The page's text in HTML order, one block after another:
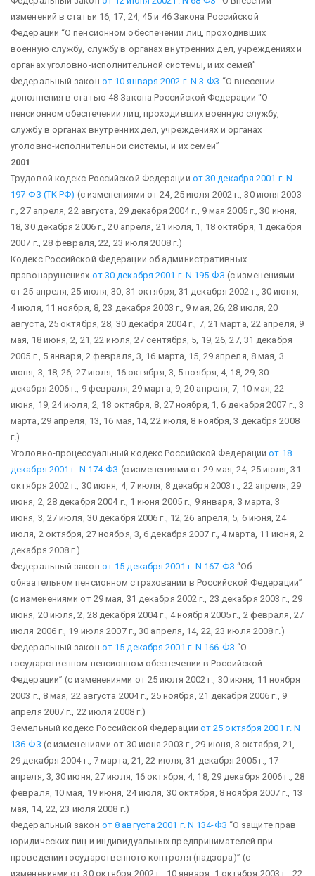
изменений в статьи 16, 17, 24, 45 и 46 Закона Российской
Федерации “О пенсионном обеспечении лиц, проходивших
военную службу, службу в органах внутренних дел, учреждениях и
органах уголовно-исполнительной системы, и их семей”
Федеральный закон от 10 января 2002 г. N 3-ФЗ “О внесении
дополнения в статью 48 Закона Российской Федерации “О
пенсионном обеспечении лиц, проходивших военную службу,
службу в органах внутренних дел, учреждениях и органах
уголовно-исполнительной системы, и их семей”
2001
Трудовой кодекс Российской Федерации от 30 декабря 2001 г. N
197-ФЗ (ТК РФ) (с изменениями от 24, 25 июля 2002 г., 30 июня 2003
г., 27 апреля, 22 августа, 29 декабря 2004 г., 9 мая 2005 г., 30 июня,
18, 30 декабря 2006 г., 20 апреля, 21 июля, 1, 18 октября, 1 декабря
2007 г., 28 февраля, 22, 23 июля 2008 г.)
Кодекс Российской Федерации об административных
правонарушениях от 30 декабря 2001 г. N 195-ФЗ (с изменениями
от 25 апреля, 25 июля, 30, 31 октября, 31 декабря 2002 г., 30 июня,
4 июля, 11 ноября, 8, 23 декабря 2003 г., 9 мая, 26, 28 июля, 20
августа, 25 октября, 28, 30 декабря 2004 г., 7, 21 марта, 22 апреля, 9
мая, 18 июня, 2, 21, 22 июля, 27 сентября, 5, 19, 26, 27, 31 декабря
2005 г., 5 января, 2 февраля, 3, 16 марта, 15, 29 апреля, 8 мая, 3
июня, 3, 18, 26, 27 июля, 16 октября, 3, 5 ноября, 4, 18, 29, 30
декабря 2006 г., 9 февраля, 29 марта, 9, 20 апреля, 7, 10 мая, 22
июня, 19, 24 июля, 2, 18 октября, 8, 27 ноября, 1, 6 декабря 2007 г., 3
марта, 29 апреля, 13, 16 мая, 14, 22 июля, 8 ноября, 3 декабря 2008
г.)
Уголовно-процессуальный кодекс Российской Федерацииот 18
декабря 2001 г. N 174-ФЗ (с изменениями от 29 мая, 24, 25 июля, 31
октября 2002 г., 30 июня, 4, 7 июля, 8 декабря 2003 г., 22 апреля, 29
июня, 2, 28 декабря 2004 г., 1 июня 2005 г., 9 января, 3 марта, 3
июня, 3, 27 июля, 30 декабря 2006 г., 12, 26 апреля, 5, 6 июня, 24
июля, 2 октября, 27 ноября, 3, 6 декабря 2007 г., 4 марта, 11 июня, 2
декабря 2008 г.)
Федеральный закон от 15 декабря 2001 г. N 167-ФЗ “Об
обязательном пенсионном страховании в Российской Федерации”
(с изменениями от 29 мая, 31 декабря 2002 г., 23 декабря 2003 г., 29
июня, 20 июля, 2, 28 декабря 2004 г., 4 ноября 2005 г., 2 февраля, 27
июля 2006 г., 19 июля 2007 г., 30 апреля, 14, 22, 23 июля 2008 г.)
Федеральный закон от 15 декабря 2001 г. N 166-ФЗ “О
государственном пенсионном обеспечении в Российской
Федерации” (с изменениями от 25 июля 2002 г., 30 июня, 11 ноября
2003 г., 8 мая, 22 августа 2004 г., 25 ноября, 21 декабря 2006 г., 9
апреля 2007 г., 22 июля 2008 г.)
Земельный кодекс Российской Федерации от 25 октября 2001 г. N
136-ФЗ (с изменениями от 30 июня 2003 г., 29 июня, 3 октября, 21,
29 декабря 2004 г., 7 марта, 21, 22 июля, 31 декабря 2005 г., 17
апреля, 3, 30 июня, 27 июля, 16 октября, 4, 18, 29 декабря 2006 г., 28
февраля, 10 мая, 19 июня, 24 июля, 30 октября, 8 ноября 2007 г., 13
мая, 14, 22, 23 июля 2008 г.)
Федеральный закон от 8 августа 2001 г. N 134-ФЗ “О защите прав
юридических лиц и индивидуальных предпринимателей при
проведении государственного контроля (надзора)” (с
изменениями от 30 октября 2002 г., 10 января, 1 октября 2003 г., 22